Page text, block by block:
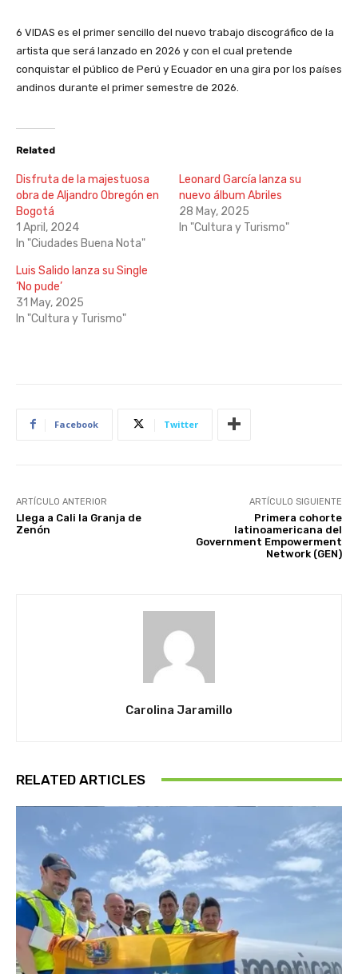
6 VIDAS es el primer sencillo del nuevo trabajo discográfico de la
artista que será lanzado en 2026 y con el cual pretende
conquistar el público de Perú y Ecuador en una gira por los países
andinos durante el primer semestre de 2026.
Related
Disfruta de la majestuosa
obra de Aljandro Obregón en
Bogotá
1 April, 2024
In "Ciudades Buena Nota"
Leonard García lanza su
nuevo álbum Abriles
28 May, 2025
In "Cultura y Turismo"
Luis Salido lanza su Single
‘No pude’
31 May, 2025
In "Cultura y Turismo"
Facebook Twitter
ARTÍCULO ANTERIOR
Llega a Cali la Granja de
Zenón
ARTÍCULO SIGUIENTE
Primera cohorte
latinoamericana del
Government Empowerment
Network (GEN)
Carolina Jaramillo
RELATED ARTICLES